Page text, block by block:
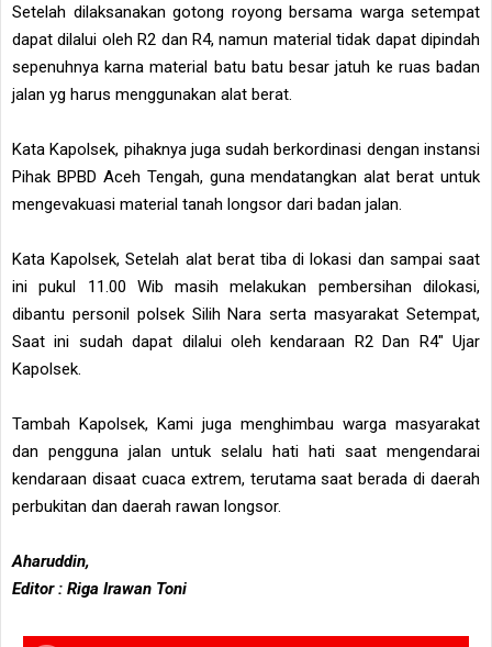
Setelah dilaksanakan gotong royong bersama warga setempat
dapat dilalui oleh R2 dan R4, namun material tidak dapat dipindah
sepenuhnya karna material batu batu besar jatuh ke ruas badan
jalan yg harus menggunakan alat berat.
Kata Kapolsek, pihaknya juga sudah berkordinasi dengan instansi
Pihak BPBD Aceh Tengah, guna mendatangkan alat berat untuk
mengevakuasi material tanah longsor dari badan jalan.
Kata Kapolsek, Setelah alat berat tiba di lokasi dan sampai saat
ini pukul 11.00 Wib masih melakukan pembersihan dilokasi,
dibantu personil polsek Silih Nara serta masyarakat Setempat,
Saat ini sudah dapat dilalui oleh kendaraan R2 Dan R4" Ujar
Kapolsek.
Tambah Kapolsek, Kami juga menghimbau warga masyarakat
dan pengguna jalan untuk selalu hati hati saat mengendarai
kendaraan disaat cuaca extrem, terutama saat berada di daerah
perbukitan dan daerah rawan longsor.
Aharuddin,
Editor : Riga Irawan Toni